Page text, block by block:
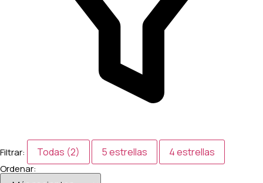
Filtrar: Todas (2) 5 estrellas 4 estrellas
Ordenar: